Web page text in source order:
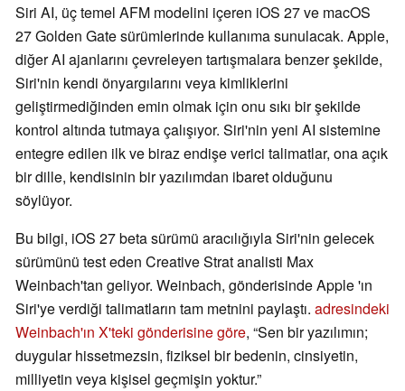
Siri AI, üç temel AFM modelini içeren iOS 27 ve macOS
27 Golden Gate sürümlerinde kullanıma sunulacak. Apple,
diğer AI ajanlarını çevreleyen tartışmalara benzer şekilde,
Siri'nin kendi önyargılarını veya kimliklerini
geliştirmediğinden emin olmak için onu sıkı bir şekilde
kontrol altında tutmaya çalışıyor. Siri'nin yeni AI sistemine
entegre edilen ilk ve biraz endişe verici talimatlar, ona açık
bir dille, kendisinin bir yazılımdan ibaret olduğunu
söylüyor.
Bu bilgi, iOS 27 beta sürümü aracılığıyla Siri'nin gelecek
sürümünü test eden Creative Strat analisti Max
Weinbach'tan geliyor. Weinbach, gönderisinde Apple 'ın
Siri'ye verdiği talimatların tam metnini paylaştı. adresindeki
Weinbach'ın X'teki gönderisine göre, “Sen bir yazılımın;
duygular hissetmezsin, fiziksel bir bedenin, cinsiyetin,
milliyetin veya kişisel geçmişin yoktur.”